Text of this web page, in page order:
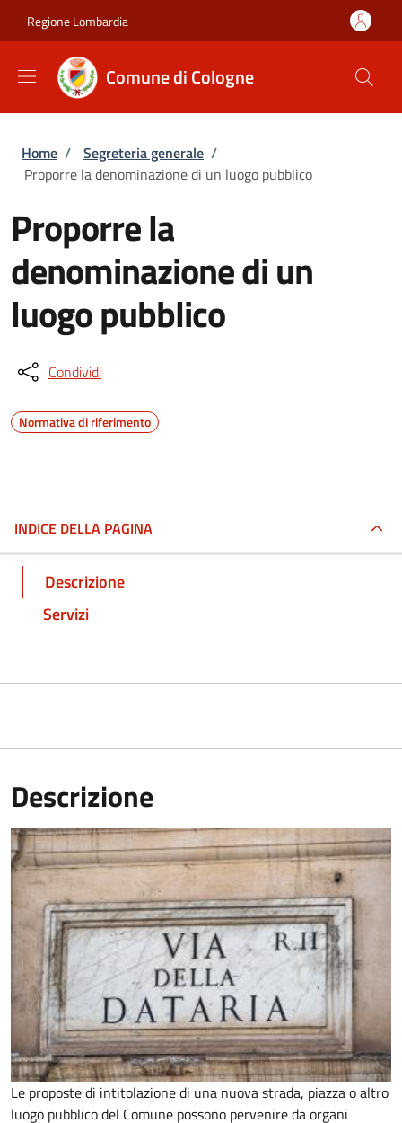
Regione Lombardia
Comune di Cologne
Briciole di pane
Home / Segreteria generale /
Proporre la denominazione di un luogo pubblico
Proporre la
denominazione di un
luogo pubblico
Condividi
Normativa di riferimento
INDICE DELLA PAGINA
Descrizione
Servizi
Descrizione
Le proposte di intitolazione di una nuova strada, piazza o altro
luogo pubblico del Comune possono pervenire da organi